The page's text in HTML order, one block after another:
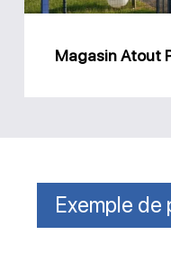
Magasin Atout
Exemple de